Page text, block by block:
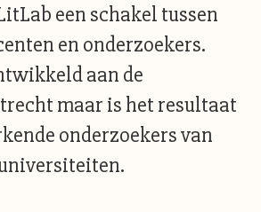
een schakel tussen
en onderzoekers.
aan de
maar is het resultaat
onderzoekers van